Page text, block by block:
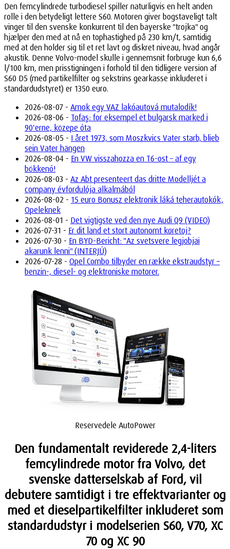
Den femcylindrede turbodiesel spiller naturligvis en helt anden
rolle i den betydeligt lettere S60. Motoren giver bogstaveligt talt
vinger til den svenske konkurrent til den bayerske "trojka" og
hjælper den med at nå en tophastighed på 230 km/t, samtidig
med at den holder sig til et ret lavt og diskret niveau, hvad angår
akustik. Denne Volvo-model skulle i gennemsnit forbruge kun 6,6
l/100 km, men prisstigningen i forhold til den tidligere version af
S60 D5 (med partikelfilter og sekstrins gearkasse inkluderet i
standardudstyret) er 1350 euro.
2026-08-07 - Amok egy VAZ lakóautová mutalodík!
2026-08-06 - Tofaş: for eksempel et bulgarsk marked i
90'erne, közepe óta
2026-08-05 - I året 1973, som Moszkvics Vater starb, blieb
sein Vater hängen
2026-08-04 - En VW visszahozza en T6-ost – af egy
bökkenő!
2026-08-03 - Az Abt presenteert das dritte Modelljét a
company évfordulója alkalmából
2026-08-02 - 15 euro Bonusz elektronik láká teherautokók,
Opeleknek
2026-08-01 - Det vigtigste ved den nye Audi Q9 (VIDEO)
2026-07-31 - Er dit land et stort autonomt køretøj?
2026-07-30 - En BYD-Bericht: "Az svetsvere legjobjai
akarunk lenni" (INTERJÚ)
2026-07-28 - Opel Combo tilbyder en række ekstraudstyr –
benzin-, diesel- og elektroniske motorer.
Reservedele AutoPower
Den fundamentalt reviderede 2,4-liters
femcylindrede motor fra Volvo, det
svenske datterselskab af Ford, vil
debutere samtidigt i tre effektvarianter og
med et dieselpartikelfilter inkluderet som
standardudstyr i modelserien S60, V70, XC
70 og XC 90